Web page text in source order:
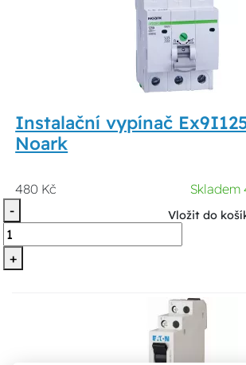
Instalační vypínač
Noark
480 Kč
Skladem
-
+
Vložit do